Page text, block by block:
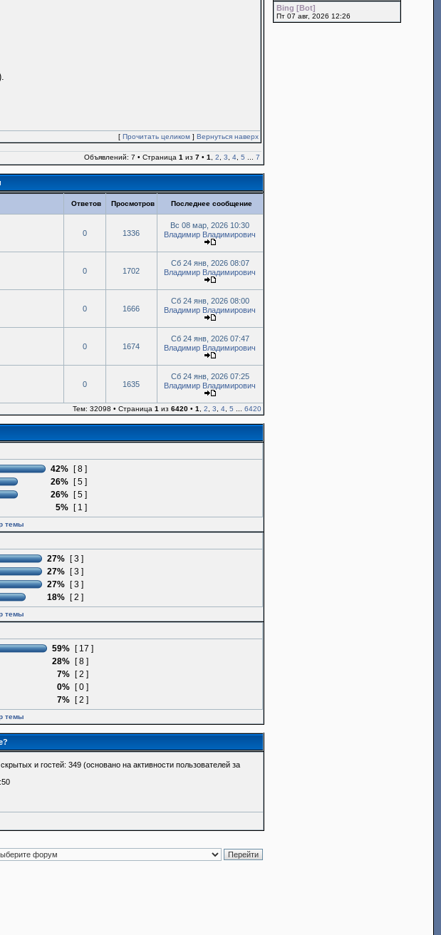
[ Прочитать целиком] Вернуться наверх
Объявлений: 7 • Страница 1 из 7• 1 2 3 4, 5 7
Ответов Просмотров Последнее сообщение
0 1336
Вс 08 мар, 2026 10:30
Владимир Владимирович
0 1702
Сб 24 янв, 2026 08:07
Владимир Владимирович
0 1666
Сб 24 янв, 2026 08:00
Владимир Владимирович
0 1674
Сб 24 янв, 2026 07:47
Владимир Владимирович
0 1635
Сб 24 янв, 2026 07:25
Владимир Владимирович
Тем: 32098 • Страница 1 из 6420• 1 2 3 4, 5 6420
42%
[ 8 ]
26%
[ 5 ]
26%
[ 5 ]
5% [ 1 ]
темы
27%
[ 3 ]
27%
[ 3 ]
27%
[ 3 ]
18% [ 2 ]
темы
59%
[ 17 ]
28%
[ 8 ]
7%
[ 2 ]
0%
[ 0 ]
7% [ 2 ]
темы
и гостей: 349 (основано на активности пользователей за
Bing [Bot]
Пт 07 авг, 2026 12:26